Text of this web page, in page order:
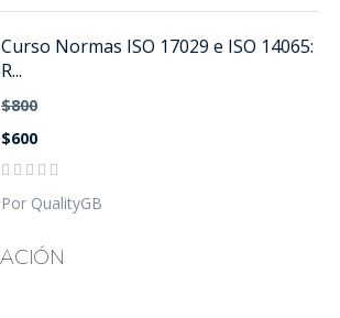
Curso Normas ISO 17029 e ISO 14065:
R...
$800
$600
Por QualityGB